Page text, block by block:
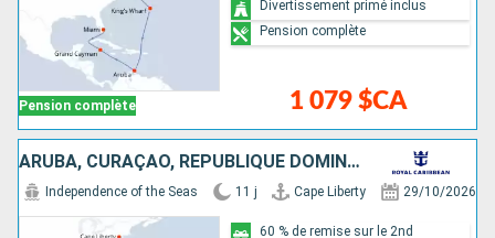
Pension complète 1 079 $CA
Divertissement primé inclus
Pension complète
ARUBA, CURAÇAO, RÉPUBLIQUE DOMINICAINE, ÉTATS-UNIS
Independence of the Seas 11 j Cape Liberty 29/10/2026
60 % de remise sur le 2nd